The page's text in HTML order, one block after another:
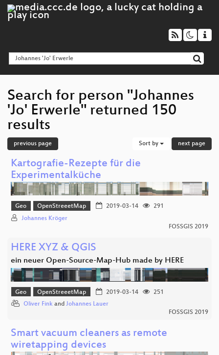
Search for person "Johannes
'Jo' Erwerle" returned 150
results
previous page Sort by next page
Kartografie-Rezepte für die
Experimentalküche
Geo OpenStreeetMap 2019-03-14
291
Johannes Kröger
FOSSGIS 2019
HERE XYZ & QGIS
ein neuer Open-Source-Map-Hub made by HERE
Geo OpenStreeetMap 2019-03-14
251
Oliver Fink and Johannes Lauer
FOSSGIS 2019
Smart vacuum cleaners as remote
wiretapping devices